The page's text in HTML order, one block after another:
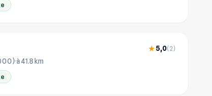
★5,0(2)
à 41.8 km